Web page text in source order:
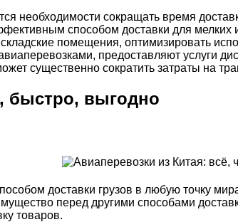
необходимости сокращать время
способом доставки для
помещения, оптимизировать
предоставляют услуги
существенно сократить затраты на
быстро, выгодно
доставки грузов в любую точку
перед другими способами
товаров.